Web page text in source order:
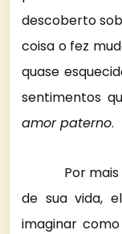
descoberto
coisa o fez
quase
sentimentos
amor paterno.
Por mais
de sua vida,
imaginar